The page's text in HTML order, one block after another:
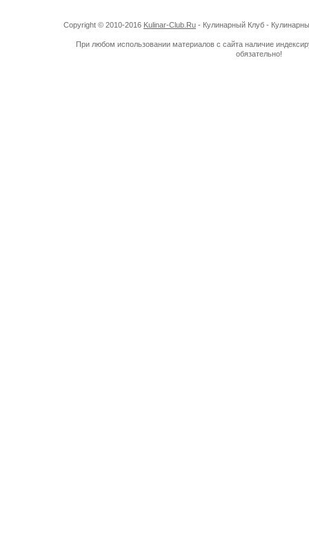
Copyright © 2010-2016 Kulinar-Club.Ru - Кулинарный Клуб -
При любом использовании материалов с сайта наличие
обязательно!